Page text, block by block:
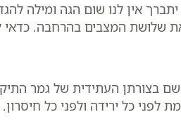
אין לנו שום הגה ומילה
שלושת המצבים בהרחבה. כדאי
בצורתן העתידית של גמר
כל ירידה ולפני כל חיסרון.